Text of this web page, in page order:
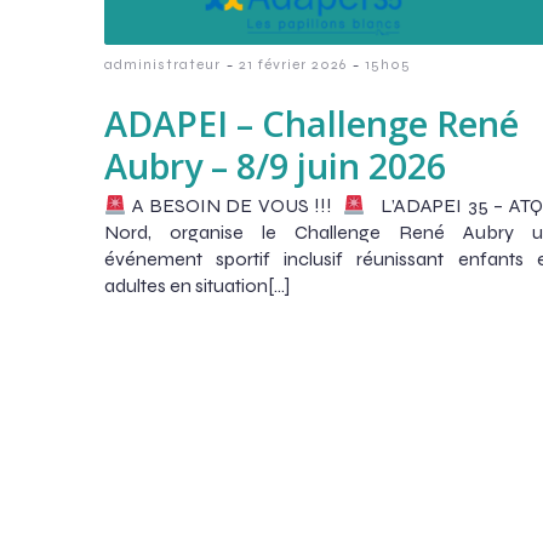
administrateur - 21 février 2026 - 15h05
ADAPEI – Challenge René
Aubry – 8/9 juin 2026
A BESOIN DE VOUS !!!
L’ADAPEI 35 –
Nord, organise le Challenge René Aubry
événement sportif inclusif réunissant enfants
adultes en situation[…]